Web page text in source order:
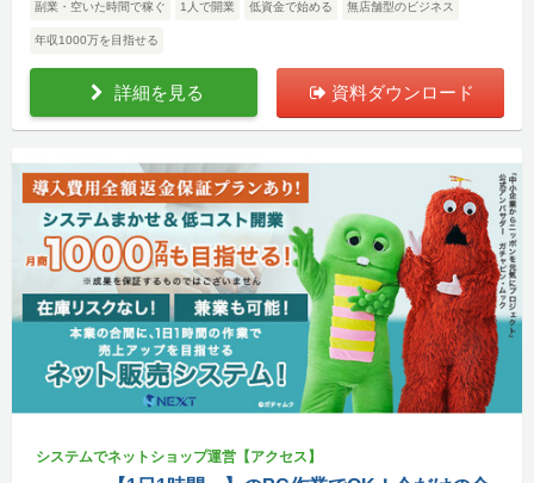
副業・空いた時間で稼ぐ 1人で開業 低資金で始める 無店舗型のビジネス
年収1000万を目指せる
詳細を見る 資料ダウンロード
システムでネットショップ運営【アクセス】